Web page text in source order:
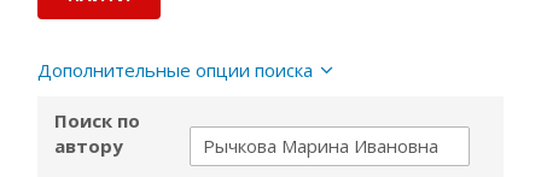
Дополнительные опции поиска
Поиск по
автору